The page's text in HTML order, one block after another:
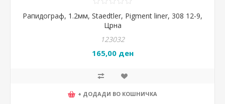
Рапидограф, 1.2мм, Staedtler, Pigment liner, 308 12-9,
Црна
123032
165,00 ден
+ ДОДАДИ ВО КОШНИЧКА